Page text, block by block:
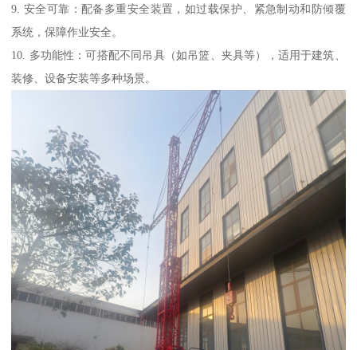
9. 安全可靠：配备多重安全装置，如过载保护、紧急制动和防倾覆
系统，保障作业安全。
10. 多功能性：可搭配不同吊具（如吊篮、夹具等），适用于建筑、
装修、设备安装等多种场景。